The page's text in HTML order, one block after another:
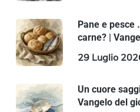
Pane e pesce
carne? |
29 Luglio
Un cuore
Vangelo del